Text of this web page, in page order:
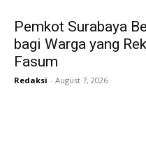
Pemkot Surabaya
bagi Warga yang
Fasum
Redaksi - August 7, 2026